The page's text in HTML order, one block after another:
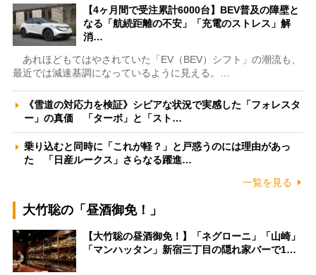
【4ヶ月間で受注累計6000台】BEV普及の障壁と
なる「航続距離の不安」「充電のストレス」解
消…
あれほどもてはやされていた「EV（BEV）シフト」の潮流も、
最近では減速基調になっているように見える。…
《雪道の対応力を検証》シビアな状況で実感した「フォレスタ
ー」の真価 「ターボ」と「スト…
乗り込むと同時に「これが軽？」と戸惑うのには理由があっ
た 「日産ルークス」さらなる躍進…
一覧を見る
大竹聡の「昼酒御免！」
【大竹聡の昼酒御免！】「ネグローニ」「山崎」
「マンハッタン」新宿三丁目の隠れ家バーで1…